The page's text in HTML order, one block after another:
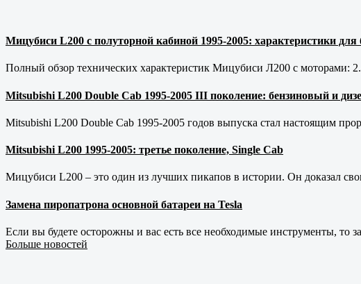
Мицубиси L200 с полуторной кабиной 1995-2005: характеристики для
Полный обзор технических характеристик Мицубиси Л200 с
Mitsubishi L200 Double Cab 1995-2005 III поколение: бензиновый и
Mitsubishi L200 Double Cab 1995-2005 годов выпуска стал настоящим
Mitsubishi L200 1995-2005: третье поколение, Single Cab
Мицубиси L200 – это один из лучших пикапов в истории. Он доказал
Замена пиропатрона основной батареи на Tesla
Если вы будете осторожны и вас есть все необходимые инструменты, то
Больше новостей